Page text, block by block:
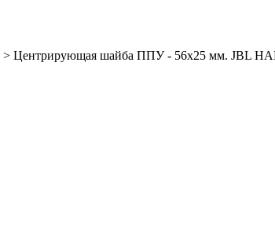
> Центрирующая шайба ППУ - 56х25 мм. JBL